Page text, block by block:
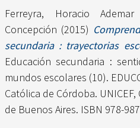
Ferreyra, Horacio Ademar
Concepción (2015)
secundaria : trayectorias
Educación secundaria :
mundos escolares (10).
Católica de Córdoba.
de Buenos Aires. ISBN 978-